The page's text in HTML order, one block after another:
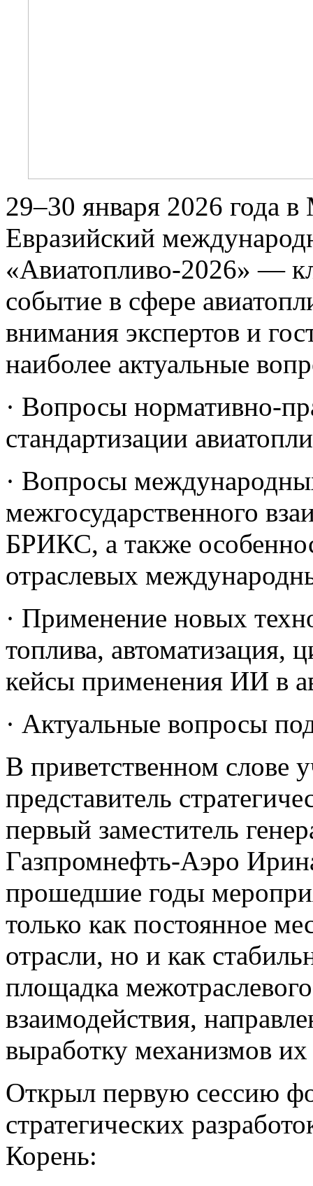
29–30 января 2026 года
Евразийский
«Авиатопливо-2026» —
событие в сфере
внимания экспертов и
наиболее актуальные
· Вопросы нормативно-
стандартизации
· Вопросы
межгосударственного
БРИКС, а также
отраслевых
· Применение новых
топлива, автоматизация,
кейсы применения ИИ в
· Актуальные вопросы
В приветственном слове
представитель
первый заместитель
Газпромнефть-Аэро
прошедшие годы
только как постоянное
отрасли, но и как
площадка
взаимодействия,
выработку механизмов
Открыл первую сессию
стратегических
Корень: